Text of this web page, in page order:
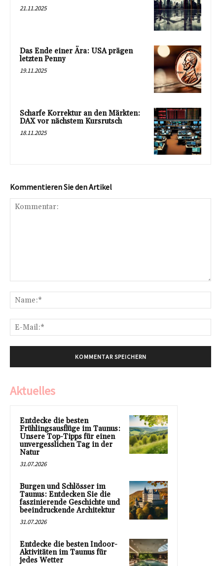
21.11.2025
Das Ende einer Ära: USA prägen
letzten Penny
19.11.2025
Scharfe Korrektur an den Märkten:
DAX vor nächstem Kursrutsch
18.11.2025
Kommentieren Sie den Artikel
Aktuelles
Entdecke die besten
Frühlingsausflüge im Taunus:
Unsere Top-Tipps für einen
unvergesslichen Tag in der
Natur
31.07.2026
Burgen und Schlösser im
Taunus: Entdecken Sie die
faszinierende Geschichte und
beeindruckende Architektur
31.07.2026
Entdecke die besten Indoor-
Aktivitäten im Taunus für
jedes Wetter